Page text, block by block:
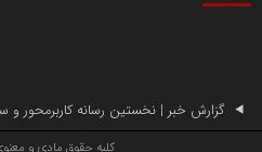
گزارش خبر | نخستین رسانه کاربرمحور و
کلیه حقوق مادی و